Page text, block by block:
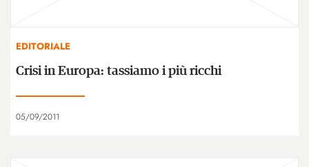
EDITORIALE
Crisi in Europa: tassiamo i più ricchi
05/09/2011